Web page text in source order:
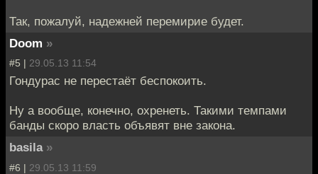
Так, пожалуй, надежней перемирие будет.
Doom »
#5 | 29.05.13 11:54
Гондурас не перестаёт беспокоить.
Ну а вообще, конечно, охренеть. Такими темпами
банды скоро власть объявят вне закона.
basila »
#6 | 29.05.13 11:59